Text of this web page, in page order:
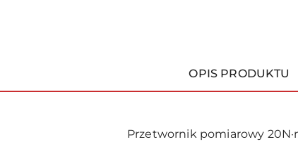
OPIS PRODUKTU
Przetwornik pomiarowy